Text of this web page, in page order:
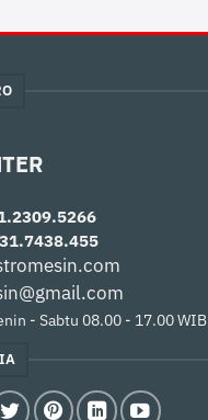
- Sabtu 08.00 - 17.00 WIB